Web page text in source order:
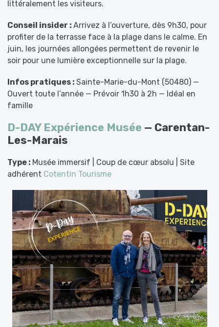
littéralement les visiteurs.
Conseil insider : Arrivez à l’ouverture, dès 9h30, pour
profiter de la terrasse face à la plage dans le calme. En
juin, les journées allongées permettent de revenir le
soir pour une lumière exceptionnelle sur la plage.
Infos pratiques : Sainte-Marie-du-Mont (50480) —
Ouvert toute l’année — Prévoir 1h30 à 2h — Idéal en
famille
D-DAY Expérience Musée — Carentan-
Les-Marais
Type : Musée immersif | Coup de cœur absolu | Site
adhérent Cotentin Tourisme